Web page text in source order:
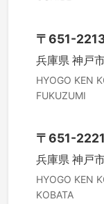
〒651-
兵庫県 神戸
HYOGO KEN
FUKUZUMI
〒651-2221
兵庫県 神戸
HYOGO KEN
KOBATA